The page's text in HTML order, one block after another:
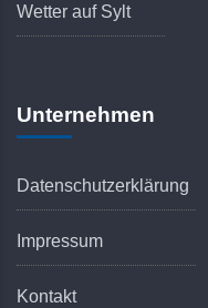
Wetter auf Sylt
Unternehmen
Datenschutzerklärung
Impressum
Kontakt